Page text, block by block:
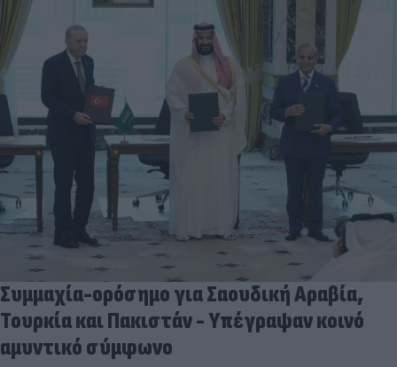
Συμμαχία-ορόσημο για Σαουδική Αραβία,
Τουρκία και Πακιστάν - Υπέγραψαν κοινό
αμυντικό σύμφωνο